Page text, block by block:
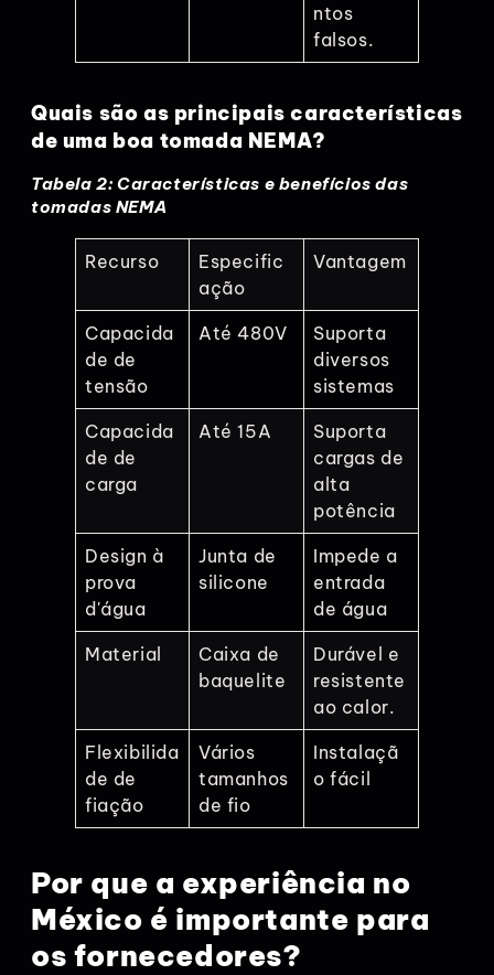
ntos
falsos.
Quais são as principais características
de uma boa tomada NEMA?
Tabela 2: Características e benefícios das
tomadas NEMA
Recurso
Especific
ação
Vantagem
Capacida
de de
tensão
Até 480V
Suporta
diversos
sistemas
Capacida
de de
carga
Até 15A
Suporta
cargas de
alta
potência
Design à
prova
d'água
Junta de
silicone
Impede a
entrada
de água
Material
Caixa de
baquelite
Durável e
resistente
ao calor.
Flexibilida
de de
fiação
Vários
tamanhos
de fio
Instalaçã
o fácil
Por que a experiência no
México é importante para
os fornecedores?